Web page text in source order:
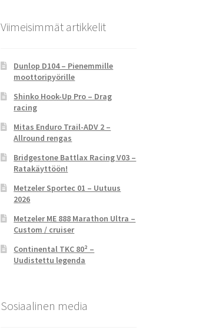
Viimeisimmät artikkelit
Dunlop D104 – Pienemmille
moottoripyörille
Shinko Hook-Up Pro – Drag
racing
Mitas Enduro Trail-ADV 2 –
Allround rengas
Bridgestone Battlax Racing V03 –
Ratakäyttöön!
Metzeler Sportec 01 – Uutuus
2026
Metzeler ME 888 Marathon Ultra –
Custom / cruiser
Continental TKC 80² –
Uudistettu legenda
Sosiaalinen media